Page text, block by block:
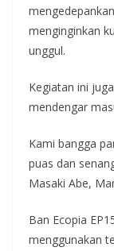
menginginkan
unggul.
Kegiatan ini
mendengar
Kami bangga
puas dan
Masaki Abe,
Ban Ecopia
menggunakan